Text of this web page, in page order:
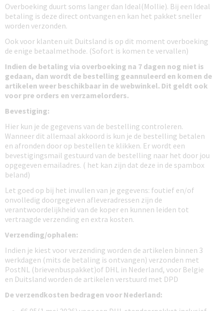
Overboeking duurt soms langer dan Ideal(Mollie). Bij een Ideal
betaling is deze direct ontvangen en kan het pakket sneller
worden verzonden.
Ook voor klanten uit Duitsland is op dit moment overboeking
de enige betaalmethode. (Sofort is komen te vervallen)
Indien de betaling via overboeking na 7 dagen nog niet is
gedaan, dan wordt de bestelling geannuleerd en komen de
artikelen weer beschikbaar in de webwinkel. Dit geldt ook
voor pre orders en verzamelorders.
Bevestiging:
Hier kun je de gegevens van de bestelling controleren.
Wanneer dit allemaal akkoord is kun je de bestelling betalen
en afronden door op bestellen te klikken. Er wordt een
bevestigingsmail gestuurd van de bestelling naar het door jou
opgegeven emailadres. ( het kan zijn dat deze in de spambox
beland)
Let goed op bij het invullen van je gegevens: foutief en/of
onvolledig doorgegeven afleveradressen zijn de
verantwoordelijkheid van de koper en kunnen leiden tot
vertraagde verzending en extra kosten.
Verzending/ophalen:
Indien je kiest voor verzending worden de artikelen binnen 3
werkdagen (mits de betaling is ontvangen) verzonden met
PostNL (brievenbuspakket)of DHL in Nederland, voor Belgie
en Duitsland worden de artikelen verstuurd met DPD
De verzendkosten bedragen voor Nederland: